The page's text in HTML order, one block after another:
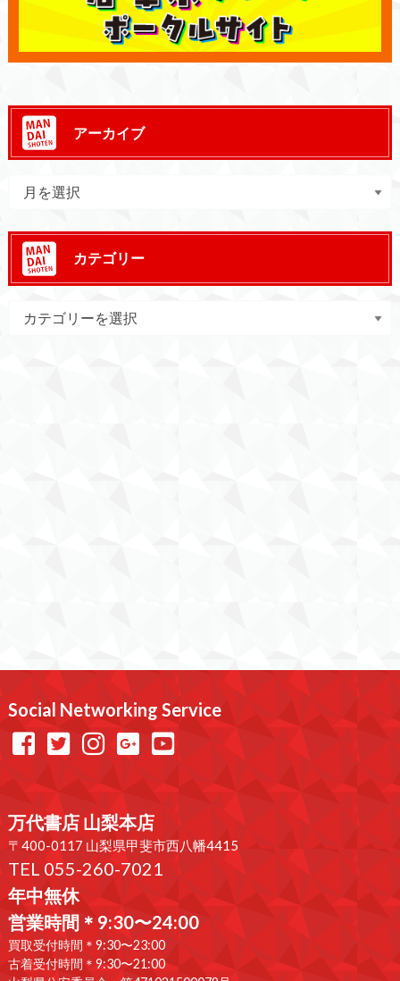
アーカイブ
カテゴリー
Social Networking Service
万代書店 山梨本店
〒400-0117 山梨県甲斐市西八幡4415
TEL 055-260-7021
年中無休
営業時間＊9:30〜24:00
買取受付時間＊9:30〜23:00
古着受付時間＊9:30〜21:00